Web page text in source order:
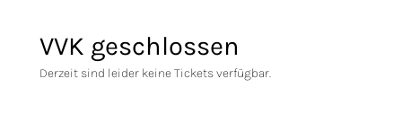
VVK geschlossen
Derzeit sind leider keine Tickets verfügbar.